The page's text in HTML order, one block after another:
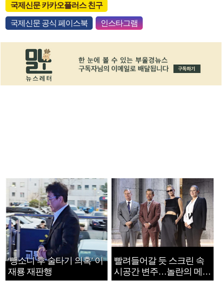
국제신문 카카오플러스 친구
국제신문 공식 페이스북 인스타그램
‘뺑소니 후 술타기 의혹’ 이
재룡 재판행
빨려들어갈 듯 스크린 속
시공간 변주…놀란의 메시